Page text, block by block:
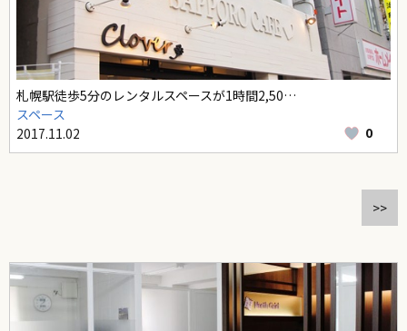
札幌駅徒歩5分のレンタルスペースが1時間2,50…
スペース
2017.11.02
0
>>